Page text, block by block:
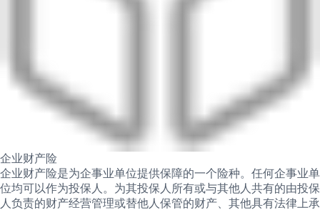
企业财产险
企业财产险是为企事业单位提供保障的一个险种。任何企事业单
位均可以作为投保人。为其投保人所有或与其他人共有的由投保
人负责的财产经营管理或替他人保管的财产、其他具有法律上承